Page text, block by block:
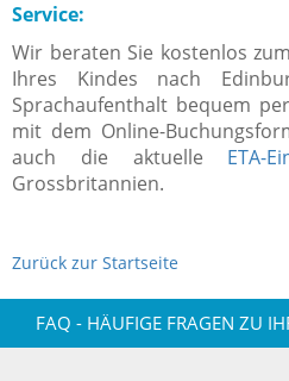
Service:
Wir beraten Sie kostenlos
Ihres Kindes nach
Sprachaufenthalt bequem
mit dem Online-
auch die aktuelle ETA-
Grossbritannien.
Zurück zur Startseite
FAQ - HÄUFIGE FRAGEN ZU